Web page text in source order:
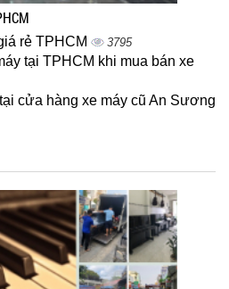
rẻ TPHCM 3795
tại TPHCM khi mua bán xe
cửa hàng xe máy cũ An Sương